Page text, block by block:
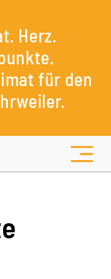
Herz.
für den